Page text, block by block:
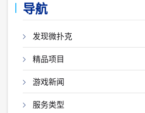
导航
发现微扑克
精品项目
游戏新闻
服务类型